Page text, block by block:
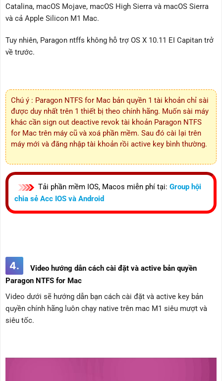
Catalina, macOS Mojave, macOS High Sierra và macOS Sierra
và cả Apple Silicon M1 Mac.
Tuy nhiên, Paragon ntffs không hỗ trợ OS X 10.11 EI Capitan trở
về trước.
Chú ý : Paragon NTFS for Mac bản quyền 1 tài khoản chỉ sài
được duy nhất trên 1 thiết bị theo chính hãng. Muốn sài máy
khác cần sign out deactive revok tài khoản Paragon NTFS
for Mac trên máy cũ và xoá phần mềm. Sau đó cài lại trên
máy mới và đăng nhập tài khoản rồi active key bình thường.
Tải phần mềm IOS, Macos miễn phí tại: Group hội
chia sẻ Acc IOS và Android
4.
Video hướng dẫn cách cài đặt và active bản quyền
Paragon NTFS for Mac
Video dưới sẽ hướng dẫn bạn cách cài đặt và active key bản
quyền chính hãng luôn chạy native trên mac M1 siêu mượt và
siêu tốc.